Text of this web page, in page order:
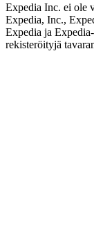
Expedia Inc. ei ole
Expedia, Inc.,
Expedia ja
rekisteröityjä